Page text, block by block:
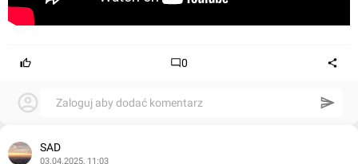
0
Zaloguj aby dodać komentarz
SAD
03.04.2025, 11:03